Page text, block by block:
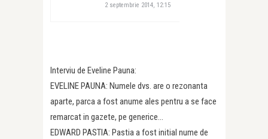
2 septembrie 2014, 12:15
Interviu de Eveline Pauna:
EVELINE PAUNA: Numele dvs. are o rezonanta
aparte, parca a fost anume ales pentru a se face
remarcat in gazete, pe generice…
EDWARD PASTIA: Pastia a fost initial nume de